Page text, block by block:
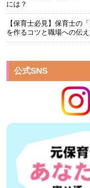
には？
【保育士必見】保育士の
を作るコツと職場への伝
公式SNS